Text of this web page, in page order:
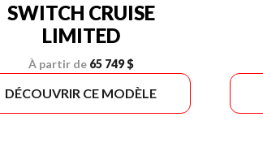
SWITCH CRUISE
LIMITED
À partir de 65 749 $
DÉCOUVRIR CE MODÈLE